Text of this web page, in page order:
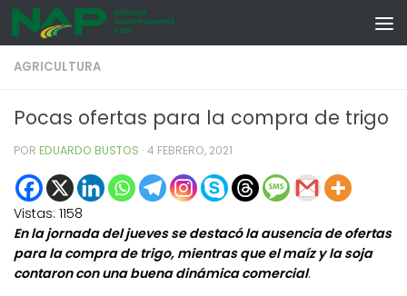
Skip to content
AGRICULTURA
Pocas ofertas para la compra de trigo
POR EDUARDO BUSTOS · 4 FEBRERO, 2021
Vistas: 1158
En la jornada del jueves se destacó la ausencia de ofertas
para la compra de trigo, mientras que el maíz y la soja
contaron con una buena dinámica comercial.